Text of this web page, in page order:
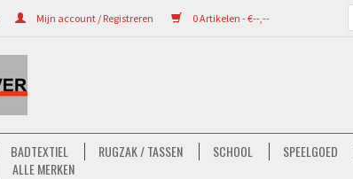
0 Artikelen - €--,--
Mijn account / Registreren
BADTEXTIEL RUGZAK / TASSEN SCHOOL SPEELGOED
ALLE MERKEN